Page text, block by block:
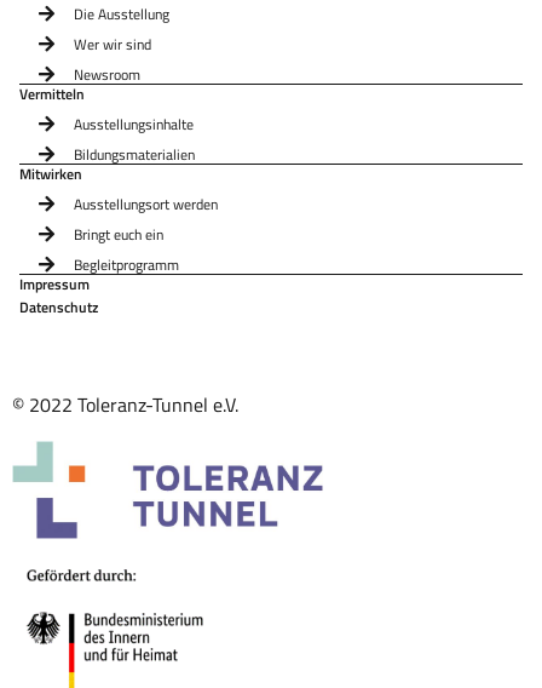
Die Ausstellung
Wer wir sind
Newsroom
Vermitteln
Ausstellungsinhalte
Bildungsmaterialien
Mitwirken
Ausstellungsort werden
Bringt euch ein
Begleitprogramm
Impressum
Datenschutz
© 2022 Toleranz-Tunnel e.V.